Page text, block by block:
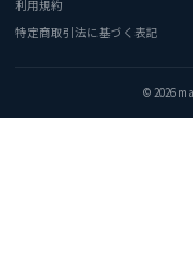
利用規約
特定商取引法に基づく表記
© 2026